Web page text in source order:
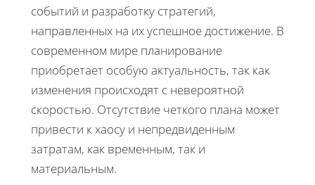
событий и разработку стратегий,
направленных на их успешное достижение. В
современном мире планирование
приобретает особую актуальность, так как
изменения происходят с невероятной
скоростью. Отсутствие четкого плана может
привести к хаосу и непредвиденным
затратам, как временным, так и
материальным.